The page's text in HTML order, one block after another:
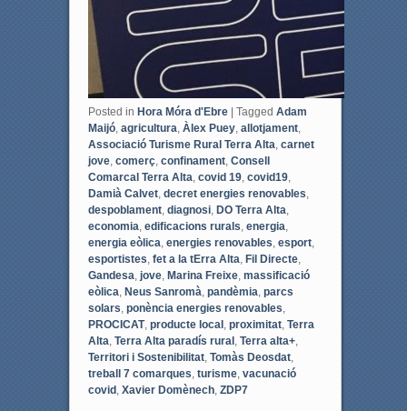
Posted in Hora Móra d'Ebre Tagged Adam
Maijó, agricultura, Àlex Puey, allotjament,
Associació Turisme Rural Terra Alta, carnet
jove, comerç, confinament, Consell
Comarcal Terra Alta, covid 19, covid19,
Damià Calvet, decret energies renovables,
despoblament, diagnosi, DO Terra Alta,
economia, edificacions rurals, energia,
energia eòlica, energies renovables, esport,
esportistes, fet a la tErra Alta, Fil Directe,
Gandesa, jove, Marina Freixe, massificació
eòlica, Neus Sanromà, pandèmia, parcs
solars, ponència energies renovables,
PROCICAT, producte local , proximitat, Terra
Alta, Terra Alta paradís rural , Terra alta+,
Territori i Sostenibilitat, Tomàs Deosdat,
treball 7 comarques, turisme, vacunació
covid , Xavier Domènech, ZDP7